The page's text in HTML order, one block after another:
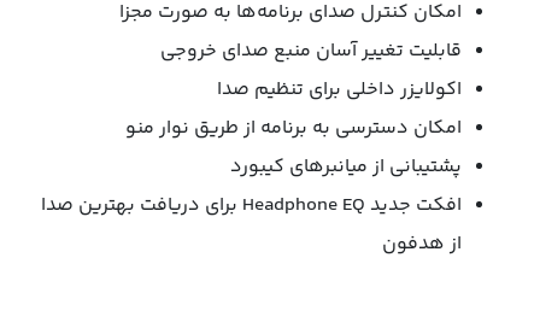
امکان کنترل صدای برنامه‌ها به صورت مجزا
قابلیت تغییر آسان منبع صدای خروجی
اکولایزر داخلی برای تنظیم صدا
امکان دسترسی به برنامه از طریق نوار منو
پشتیبانی از میانبرهای کیبورد
افکت جدید Headphone EQ برای دریافت بهترین صدا
از هدفون